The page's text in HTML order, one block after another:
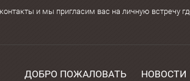
и мы пригласим вас на личную встречу
ДОБРО ПОЖАЛОВАТЬ НОВОСТИ